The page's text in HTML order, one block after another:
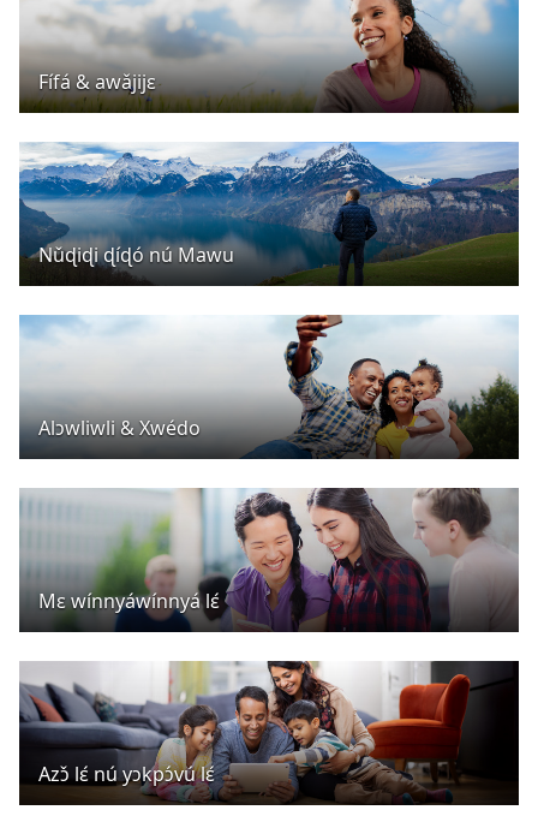
Fífá & awǎjijɛ
Nǔɖiɖi ɖíɖó nú Mawu
Alɔwliwli & Xwédo
Mɛ wínnyáwínnyá lɛ́
Azɔ̌ lɛ́ nú yɔkpɔ́vú lɛ́